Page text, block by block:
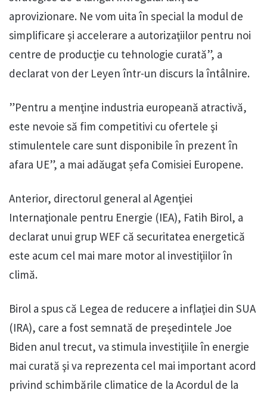
aprovizionare. Ne vom uita în special la modul de
simplificare şi accelerare a autorizaţiilor pentru noi
centre de producţie cu tehnologie curată”, a
declarat von der Leyen într-un discurs la întâlnire.
”Pentru a menţine industria europeană atractivă,
este nevoie să fim competitivi cu ofertele şi
stimulentele care sunt disponibile în prezent în
afara UE”, a mai adăugat șefa Comisiei Europene.
Anterior, directorul general al Agenţiei
Internaţionale pentru Energie (IEA), Fatih Birol, a
declarat unui grup WEF că securitatea energetică
este acum cel mai mare motor al investiţiilor în
climă.
Birol a spus că Legea de reducere a inflaţiei din SUA
(IRA), care a fost semnată de preşedintele Joe
Biden anul trecut, va stimula investiţiile în energie
mai curată şi va reprezenta cel mai important acord
privind schimbările climatice de la Acordul de la